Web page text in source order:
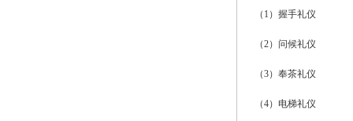
（1）握手礼仪
（2）问候礼仪
（3）奉茶礼仪
（4）电梯礼仪